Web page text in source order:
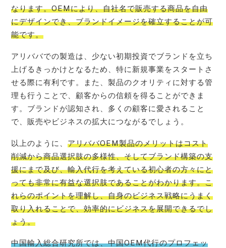
なります。OEMにより、自社名で販売する商品を自由
にデザインでき、ブランドイメージを確立することが可
能です。
アリババでの製造は、少ない初期投資でブランドを立ち
上げるきっかけとなるため、特に新規事業をスタートさ
せる際に有利です。また、製品のクオリティに対する管
理も行うことで、顧客からの信頼を得ることができま
す。ブランドが認知され、多くの顧客に愛されること
で、販売やビジネスの拡大につながるでしょう。
以上のように、アリババOEM製品のメリットはコスト
削減から商品選択肢の多様性、そしてブランド構築の支
援にまで及び、輸入代行を考えている初心者の方々にと
っても非常に有益な選択肢であることがわかります。こ
れらのポイントを理解し、自身のビジネス戦略にうまく
取り入れることで、効率的にビジネスを展開できるでし
ょう。
中国輸入総合研究所では、中国OEM代行のプロフェッ